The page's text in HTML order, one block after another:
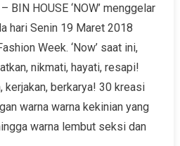
HOUSE ‘NOW’ menggelar
hari Senin 19 Maret 2018
Week. ‘Now’ saat ini,
nikmati, hayati, resapi!
kerjakan, berkarya! 30 kreasi
warna warna kekinian yang
warna lembut seksi dan